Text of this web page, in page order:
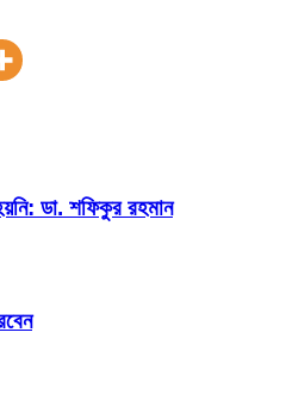
ডা. শফিকুর রহমান